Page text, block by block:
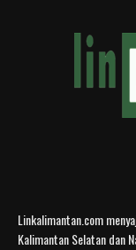
Linkalimantan.com
Kalimantan Selatan dan